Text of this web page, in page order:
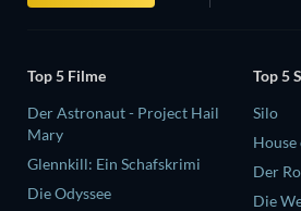
Top 5 Filme
Der Astronaut - Project Hail
Mary
Glennkill: Ein Schafskrimi
Die Odyssee
Top 5
Silo
Der
Die